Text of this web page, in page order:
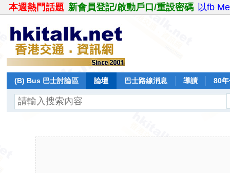
本週熱門話題 新會員登記/啟動戶口/重設密碼 以fb
(B) Bus 巴士討論區 論壇 巴士路線消息 導讀 80